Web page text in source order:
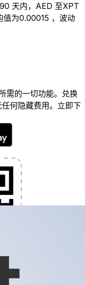
天内，AED 至XPT
为0.00015 ，波动
需的一切功能。兑换
何隐藏费用。立即下